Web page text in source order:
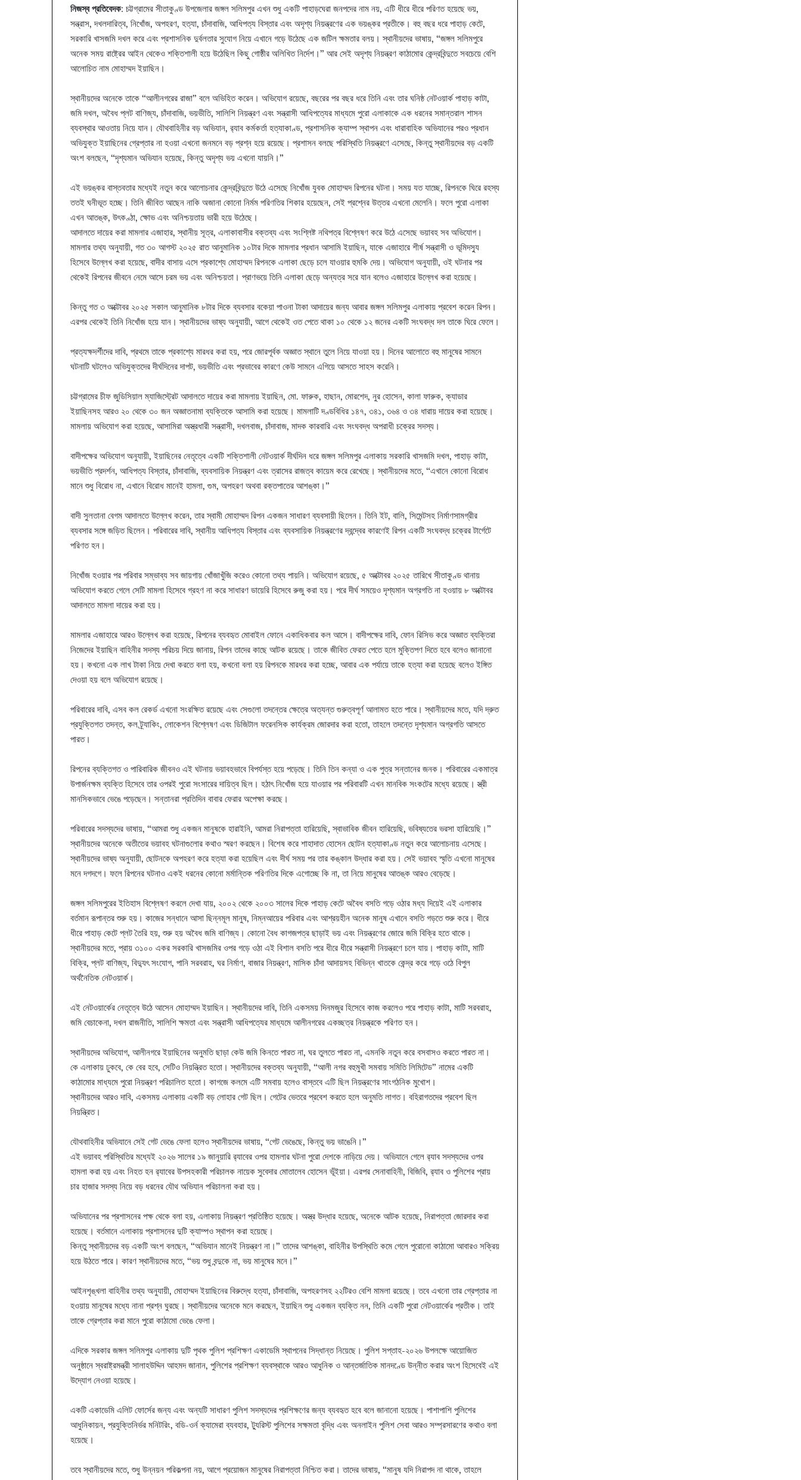
নিজস্ব প্রতিবেদক: চট্টগ্রামের সীতাকুণ্ড উপজেলার জঙ্গল সলিমপুর এখন শুধু একটি পাহাড়ঘেরা জনপদের নাম নয়, এটি ধীরে ধীরে পরিণত হয়েছে ভয়,
সন্ত্রাস, দখলদারিত্ব, নিখোঁজ, অপহরণ, হত্যা, চাঁদাবাজি, আধিপত্য বিস্তার এবং অদৃশ্য নিয়ন্ত্রণের এক ভয়ঙ্কর প্রতীকে। বহু বছর ধরে পাহাড় কেটে,
সরকারি খাসজমি দখল করে এবং প্রশাসনিক দুর্বলতার সুযোগ নিয়ে এখানে গড়ে উঠেছে এক জটিল ক্ষমতার বলয়। স্থানীয়দের ভাষায়, “জঙ্গল সলিমপুরে
অনেক সময় রাষ্ট্রের আইন থেকেও শক্তিশালী হয়ে উঠেছিল কিছু গোষ্ঠীর অলিখিত নির্দেশ।” আর সেই অদৃশ্য নিয়ন্ত্রণ কাঠামোর কেন্দ্রবিন্দুতে সবচেয়ে বেশি
আলোচিত নাম মোহাম্মদ ইয়াছিন।
স্থানীয়দের অনেকে তাকে “আলীনগরের রাজা” বলে অভিহিত করেন। অভিযোগ রয়েছে, বছরের পর বছর ধরে তিনি এবং তার ঘনিষ্ঠ নেটওয়ার্ক পাহাড় কাটা,
জমি দখল, অবৈধ প্লট বাণিজ্য, চাঁদাবাজি, ভয়ভীতি, সালিশি নিয়ন্ত্রণ এবং সন্ত্রাসী আধিপত্যের মাধ্যমে পুরো এলাকাকে এক ধরনের সমান্তরাল শাসন
ব্যবস্থার আওতায় নিয়ে যান। যৌথবাহিনীর বড় অভিযান, র‌্যাব কর্মকর্তা হত্যাকাণ্ড, প্রশাসনিক ক্যাম্প স্থাপন এবং ধারাবাহিক অভিযানের পরও প্রধান
অভিযুক্ত ইয়াছিনের গ্রেপ্তার না হওয়া এখনো জনমনে বড় প্রশ্ন হয়ে রয়েছে। প্রশাসন বলছে পরিস্থিতি নিয়ন্ত্রণে এসেছে, কিন্তু স্থানীয়দের বড় একটি
অংশ বলছেন, “দৃশ্যমান অভিযান হয়েছে, কিন্তু অদৃশ্য ভয় এখনো যায়নি।”
এই ভয়ঙ্কর বাস্তবতার মধ্যেই নতুন করে আলোচনার কেন্দ্রবিন্দুতে উঠে এসেছে নিখোঁজ যুবক মোহাম্মদ রিপনের ঘটনা। সময় যত যাচ্ছে, রিপনকে ঘিরে রহস্য
ততই ঘনীভূত হচ্ছে। তিনি জীবিত আছেন নাকি অজানা কোনো নির্মম পরিণতির শিকার হয়েছেন, সেই প্রশ্নের উত্তর এখনো মেলেনি। ফলে পুরো এলাকা
এখন আতঙ্ক, উৎকণ্ঠা, ক্ষোভ এবং অনিশ্চয়তায় ভারী হয়ে উঠেছে।
আদালতে দায়ের করা মামলার এজাহার, স্থানীয় সূত্র, এলাকাবাসীর বক্তব্য এবং সংশ্লিষ্ট নথিপত্র বিশ্লেষণ করে উঠে এসেছে ভয়াবহ সব অভিযোগ।
মামলার তথ্য অনুযায়ী, গত ৩০ আগস্ট ২০২৫ রাত আনুমানিক ১০টার দিকে মামলার প্রধান আসামি ইয়াছিন, যাকে এজাহারে শীর্ষ সন্ত্রাসী ও ভূমিদস্যু
হিসেবে উল্লেখ করা হয়েছে, বাদীর বাসায় এসে প্রকাশ্যে মোহাম্মদ রিপনকে এলাকা ছেড়ে চলে যাওয়ার হুমকি দেয়। অভিযোগ অনুযায়ী, ওই ঘটনার পর
থেকেই রিপনের জীবনে নেমে আসে চরম ভয় এবং অনিশ্চয়তা। প্রাণভয়ে তিনি এলাকা ছেড়ে অন্যত্র সরে যান বলেও এজাহারে উল্লেখ করা হয়েছে।
কিন্তু গত ৩ অক্টোবর ২০২৫ সকাল আনুমানিক ৮টার দিকে ব্যবসার বকেয়া পাওনা টাকা আদায়ের জন্য আবার জঙ্গল সলিমপুর এলাকায় প্রবেশ করেন রিপন।
এরপর থেকেই তিনি নিখোঁজ হয়ে যান। স্থানীয়দের ভাষ্য অনুযায়ী, আগে থেকেই ওত পেতে থাকা ১০ থেকে ১২ জনের একটি সংঘবদ্ধ দল তাকে ঘিরে ফেলে।
প্রত্যক্ষদর্শীদের দাবি, প্রথমে তাকে প্রকাশ্যে মারধর করা হয়, পরে জোরপূর্বক অজ্ঞাত স্থানে তুলে নিয়ে যাওয়া হয়। দিনের আলোতে বহু মানুষের সামনে
ঘটনাটি ঘটলেও অভিযুক্তদের দীর্ঘদিনের দাপট, ভয়ভীতি এবং প্রভাবের কারণে কেউ সামনে এগিয়ে আসতে সাহস করেনি।
চট্টগ্রামের চীফ জুডিসিয়াল ম্যাজিস্ট্রেট আদালতে দায়ের করা মামলায় ইয়াছিন, মো. ফারুক, হাছান, মোরশেদ, নুর হোসেন, কালা ফারুক, ক্যাডার
ইয়াছিনসহ আরও ২০ থেকে ৩০ জন অজ্ঞাতনামা ব্যক্তিকে আসামি করা হয়েছে। মামলাটি দণ্ডবিধির ১৪৭, ৩৪১, ৩৬৪ ও ৩৪ ধারায় দায়ের করা হয়েছে।
মামলায় অভিযোগ করা হয়েছে, আসামিরা অস্ত্রধারী সন্ত্রাসী, দখলবাজ, চাঁদাবাজ, মাদক কারবারি এবং সংঘবদ্ধ অপরাধী চক্রের সদস্য।
বাদীপক্ষের অভিযোগ অনুযায়ী, ইয়াছিনের নেতৃত্বে একটি শক্তিশালী নেটওয়ার্ক দীর্ঘদিন ধরে জঙ্গল সলিমপুর এলাকায় সরকারি খাসজমি দখল, পাহাড় কাটা,
ভয়ভীতি প্রদর্শন, আধিপত্য বিস্তার, চাঁদাবাজি, ব্যবসায়িক নিয়ন্ত্রণ এবং ত্রাসের রাজত্ব কায়েম করে রেখেছে। স্থানীয়দের মতে, “এখানে কোনো বিরোধ
মানে শুধু বিরোধ না, এখানে বিরোধ মানেই হামলা, গুম, অপহরণ অথবা রক্তপাতের আশঙ্কা।”
বাদী সুলতানা বেগম আদালতে উল্লেখ করেন, তার স্বামী মোহাম্মদ রিপন একজন সাধারণ ব্যবসায়ী ছিলেন। তিনি ইট, বালি, সিমেন্টসহ নির্মাণসামগ্রীর
ব্যবসার সঙ্গে জড়িত ছিলেন। পরিবারের দাবি, স্থানীয় আধিপত্য বিস্তার এবং ব্যবসায়িক নিয়ন্ত্রণের দ্বন্দ্বের কারণেই রিপন একটি সংঘবদ্ধ চক্রের টার্গেটে
পরিণত হন।
নিখোঁজ হওয়ার পর পরিবার সম্ভাব্য সব জায়গায় খোঁজাখুঁজি করেও কোনো তথ্য পায়নি। অভিযোগ রয়েছে, ৫ অক্টোবর ২০২৫ তারিখে সীতাকুণ্ড থানায়
অভিযোগ করতে গেলে সেটি মামলা হিসেবে গ্রহণ না করে সাধারণ ডায়েরি হিসেবে রুজু করা হয়। পরে দীর্ঘ সময়েও দৃশ্যমান অগ্রগতি না হওয়ায় ৮ অক্টোবর
আদালতে মামলা দায়ের করা হয়।
মামলার এজাহারে আরও উল্লেখ করা হয়েছে, রিপনের ব্যবহৃত মোবাইল ফোনে একাধিকবার কল আসে। বাদীপক্ষের দাবি, ফোন রিসিভ করে অজ্ঞাত ব্যক্তিরা
নিজেদের ইয়াছিন বাহিনীর সদস্য পরিচয় দিয়ে জানায়, রিপন তাদের কাছে আটক রয়েছে। তাকে জীবিত ফেরত পেতে হলে মুক্তিপণ দিতে হবে বলেও জানানো
হয়। কখনো এক লাখ টাকা নিয়ে দেখা করতে বলা হয়, কখনো বলা হয় রিপনকে মারধর করা হচ্ছে, আবার এক পর্যায়ে তাকে হত্যা করা হয়েছে বলেও ইঙ্গিত
দেওয়া হয় বলে অভিযোগ রয়েছে।
পরিবারের দাবি, এসব কল রেকর্ড এখনো সংরক্ষিত রয়েছে এবং সেগুলো তদন্তের ক্ষেত্রে অত্যন্ত গুরুত্বপূর্ণ আলামত হতে পারে। স্থানীয়দের মতে, যদি দ্রুত
প্রযুক্তিগত তদন্ত, কল ট্র্যাকিং, লোকেশন বিশ্লেষণ এবং ডিজিটাল ফরেনসিক কার্যক্রম জোরদার করা হতো, তাহলে তদন্তে দৃশ্যমান অগ্রগতি আসতে
পারত।
রিপনের ব্যক্তিগত ও পারিবারিক জীবনও এই ঘটনায় ভয়াবহভাবে বিপর্যস্ত হয়ে পড়েছে। তিনি তিন কন্যা ও এক পুত্র সন্তানের জনক। পরিবারের একমাত্র
উপার্জনক্ষম ব্যক্তি হিসেবে তার ওপরই পুরো সংসারের দায়িত্ব ছিল। হঠাৎ নিখোঁজ হয়ে যাওয়ার পর পরিবারটি এখন মানবিক সংকটের মধ্যে রয়েছে। স্ত্রী
মানসিকভাবে ভেঙে পড়েছেন। সন্তানরা প্রতিদিন বাবার ফেরার অপেক্ষা করছে।
পরিবারের সদস্যদের ভাষায়, “আমরা শুধু একজন মানুষকে হারাইনি, আমরা নিরাপত্তা হারিয়েছি, স্বাভাবিক জীবন হারিয়েছি, ভবিষ্যতের ভরসা হারিয়েছি।”
স্থানীয়দের অনেকে অতীতের ভয়াবহ ঘটনাগুলোর কথাও স্মরণ করছেন। বিশেষ করে শাহাদাত হোসেন ছোটন হত্যাকাণ্ড নতুন করে আলোচনায় এসেছে।
স্থানীয়দের ভাষ্য অনুযায়ী, ছোটনকে অপহরণ করে হত্যা করা হয়েছিল এবং দীর্ঘ সময় পর তার কঙ্কাল উদ্ধার করা হয়। সেই ভয়াবহ স্মৃতি এখনো মানুষের
মনে দগদগে। ফলে রিপনের ঘটনাও একই ধরনের কোনো মর্মান্তিক পরিণতির দিকে এগোচ্ছে কি না, তা নিয়ে মানুষের আতঙ্ক আরও বেড়েছে।
জঙ্গল সলিমপুরের ইতিহাস বিশ্লেষণ করলে দেখা যায়, ২০০২ থেকে ২০০৩ সালের দিকে পাহাড় কেটে অবৈধ বসতি গড়ে ওঠার মধ্য দিয়েই এই এলাকার
বর্তমান রূপান্তর শুরু হয়। কাজের সন্ধানে আসা ছিন্নমূল মানুষ, নিম্নআয়ের পরিবার এবং আশ্রয়হীন অনেক মানুষ এখানে বসতি গড়তে শুরু করে। ধীরে
ধীরে পাহাড় কেটে প্লট তৈরি হয়, শুরু হয় অবৈধ জমি বাণিজ্য। কোনো বৈধ কাগজপত্র ছাড়াই ভয় এবং নিয়ন্ত্রণের জোরে জমি বিক্রি হতে থাকে।
স্থানীয়দের মতে, প্রায় ৩১০০ একর সরকারি খাসজমির ওপর গড়ে ওঠা এই বিশাল বসতি পরে ধীরে ধীরে সন্ত্রাসী নিয়ন্ত্রণে চলে যায়। পাহাড় কাটা, মাটি
বিক্রি, প্লট বাণিজ্য, বিদ্যুৎ সংযোগ, পানি সরবরাহ, ঘর নির্মাণ, বাজার নিয়ন্ত্রণ, মাসিক চাঁদা আদায়সহ বিভিন্ন খাতকে কেন্দ্র করে গড়ে ওঠে বিপুল
অর্থনৈতিক নেটওয়ার্ক।
এই নেটওয়ার্কের নেতৃত্বে উঠে আসেন মোহাম্মদ ইয়াছিন। স্থানীয়দের দাবি, তিনি একসময় দিনমজুর হিসেবে কাজ করলেও পরে পাহাড় কাটা, মাটি সরবরাহ,
জমি বেচাকেনা, দখল রাজনীতি, সালিশি ক্ষমতা এবং সন্ত্রাসী আধিপত্যের মাধ্যমে আলীনগরের একচ্ছত্র নিয়ন্ত্রকে পরিণত হন।
স্থানীয়দের অভিযোগ, আলীনগরে ইয়াছিনের অনুমতি ছাড়া কেউ জমি কিনতে পারত না, ঘর তুলতে পারত না, এমনকি নতুন করে বসবাসও করতে পারত না।
কে এলাকায় ঢুকবে, কে বের হবে, সেটিও নিয়ন্ত্রিত হতো। স্থানীয়দের বক্তব্য অনুযায়ী, “আলী নগর বহুমুখী সমবায় সমিতি লিমিটেড” নামের একটি
কাঠামোর মাধ্যমে পুরো নিয়ন্ত্রণ পরিচালিত হতো। কাগজে কলমে এটি সমবায় হলেও বাস্তবে এটি ছিল নিয়ন্ত্রণের সাংগঠনিক মুখোশ।
স্থানীয়দের আরও দাবি, একসময় এলাকায় একটি বড় লোহার গেট ছিল। গেটের ভেতরে প্রবেশ করতে হলে অনুমতি লাগত। বহিরাগতদের প্রবেশ ছিল
নিয়ন্ত্রিত।
যৌথবাহিনীর অভিযানে সেই গেট ভেঙে ফেলা হলেও স্থানীয়দের ভাষায়, “গেট ভেঙেছে, কিন্তু ভয় ভাঙেনি।”
এই ভয়াবহ পরিস্থিতির মধ্যেই ২০২৬ সালের ১৯ জানুয়ারি র‌্যাবের ওপর হামলার ঘটনা পুরো দেশকে নাড়িয়ে দেয়। অভিযানে গেলে র‌্যাব সদস্যদের ওপর
হামলা করা হয় এবং নিহত হন র‌্যাবের উপসহকারী পরিচালক নায়েক সুবেদার মোতালেব হোসেন ভূঁইয়া। এরপর সেনাবাহিনী, বিজিবি, র‌্যাব ও পুলিশের প্রায়
চার হাজার সদস্য নিয়ে বড় ধরনের যৌথ অভিযান পরিচালনা করা হয়।
অভিযানের পর প্রশাসনের পক্ষ থেকে বলা হয়, এলাকায় নিয়ন্ত্রণ প্রতিষ্ঠিত হয়েছে। অস্ত্র উদ্ধার হয়েছে, অনেকে আটক হয়েছে, নিরাপত্তা জোরদার করা
হয়েছে। বর্তমানে এলাকায় প্রশাসনের দুটি ক্যাম্পও স্থাপন করা হয়েছে।
কিন্তু স্থানীয়দের বড় একটি অংশ বলছেন, “অভিযান মানেই নিয়ন্ত্রণ না।” তাদের আশঙ্কা, বাহিনীর উপস্থিতি কমে গেলে পুরোনো কাঠামো আবারও সক্রিয়
হয়ে উঠতে পারে। কারণ স্থানীয়দের মতে, “ভয় শুধু বন্দুকে না, ভয় মানুষের মনে।”
আইনশৃঙ্খলা বাহিনীর তথ্য অনুযায়ী, মোহাম্মদ ইয়াছিনের বিরুদ্ধে হত্যা, চাঁদাবাজি, অপহরণসহ ২২টিরও বেশি মামলা রয়েছে। তবে এখনো তার গ্রেপ্তার না
হওয়ায় মানুষের মধ্যে নানা প্রশ্ন ঘুরছে। স্থানীয়দের অনেকে মনে করছেন, ইয়াছিন শুধু একজন ব্যক্তি নন, তিনি একটি পুরো নেটওয়ার্কের প্রতীক। তাই
তাকে গ্রেপ্তার করা মানে পুরো কাঠামো ভেঙে ফেলা।
এদিকে সরকার জঙ্গল সলিমপুর এলাকায় দুটি পৃথক পুলিশ প্রশিক্ষণ একাডেমি স্থাপনের সিদ্ধান্ত নিয়েছে। পুলিশ সপ্তাহ-২০২৬ উপলক্ষে আয়োজিত
অনুষ্ঠানে স্বরাষ্ট্রমন্ত্রী সালাহউদ্দিন আহমদ জানান, পুলিশের প্রশিক্ষণ ব্যবস্থাকে আরও আধুনিক ও আন্তর্জাতিক মানদণ্ডে উন্নীত করার অংশ হিসেবেই এই
উদ্যোগ নেওয়া হয়েছে।
একটি একাডেমি এলিট ফোর্সের জন্য এবং অন্যটি সাধারণ পুলিশ সদস্যদের প্রশিক্ষণের জন্য ব্যবহৃত হবে বলে জানানো হয়েছে। পাশাপাশি পুলিশের
আধুনিকায়ন, প্রযুক্তিনির্ভর মনিটরিং, বডি-ওর্ন ক্যামেরা ব্যবহার, ট্যুরিস্ট পুলিশের সক্ষমতা বৃদ্ধি এবং অনলাইন পুলিশ সেবা আরও সম্প্রসারণের কথাও বলা
হয়েছে।
তবে স্থানীয়দের মতে, শুধু উন্নয়ন পরিকল্পনা নয়, আগে প্রয়োজন মানুষের নিরাপত্তা নিশ্চিত করা। তাদের ভাষায়, “মানুষ যদি নিরাপদ না থাকে, তাহলে